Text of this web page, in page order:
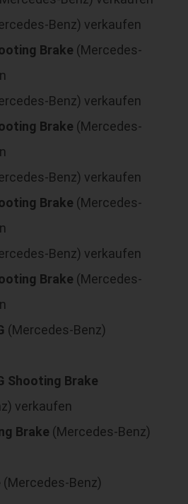
Benz) verkaufen
Brake (Mercedes-
Benz) verkaufen
Brake (Mercedes-
Benz) verkaufen
Brake (Mercedes-
Benz) verkaufen
Brake (Mercedes-
(Mercedes-Benz)
Shooting Brake
verkaufen
Brake (Mercedes-Benz)
(Mercedes-Benz)